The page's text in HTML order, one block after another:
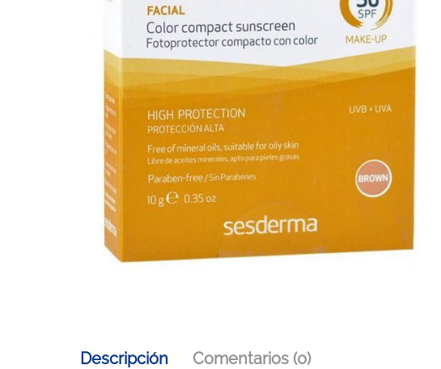
Descripción Comentarios (0)